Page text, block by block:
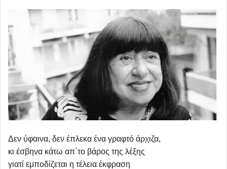
Δεν ύφαινα, δεν έπλεκα ένα γραφτό άρχιζα,
κι έσβηνα κάτω απ΄το βάρος της λέξης
γιατί εμποδίζεται η τέλεια έκφραση